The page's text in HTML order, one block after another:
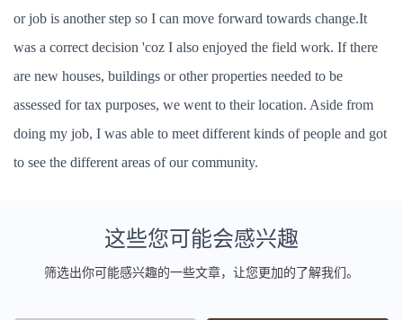
or job is another step so I can move forward towards change.It
was a correct decision 'coz I also enjoyed the field work. If there
are new houses, buildings or other properties needed to be
assessed for tax purposes, we went to their location. Aside from
doing my job, I was able to meet different kinds of people and got
to see the different areas of our community.
这些您可能会感兴趣
筛选出你可能感兴趣的一些文章，让您更加的了解我们。